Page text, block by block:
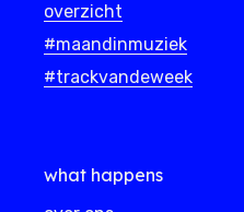
overzicht
#maandinmuziek
#trackvandeweek
what happens